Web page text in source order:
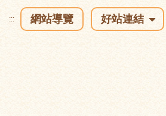
::: 網站導覽 好站連結